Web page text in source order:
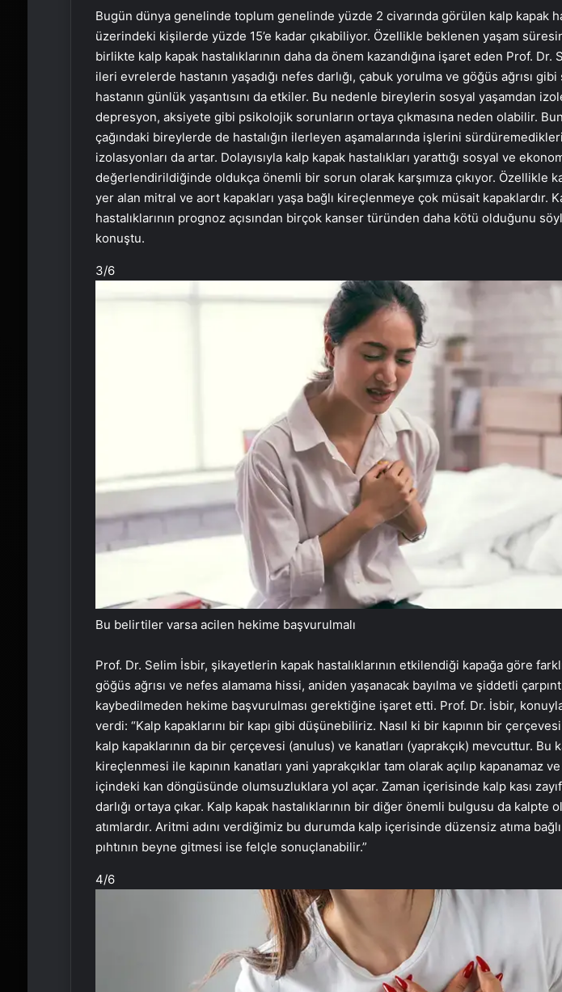
Bugün dünya genelinde toplum genelinde yüzde 2 civarında görülen kalp kapak
üzerindeki kişilerde yüzde 15’e kadar çıkabiliyor. Özellikle beklenen yaşam
birlikte kalp kapak hastalıklarının daha da önem kazandığına işaret eden Prof. Dr.
ileri evrelerde hastanın yaşadığı nefes darlığı, çabuk yorulma ve göğüs ağrısı
hastanın günlük yaşantısını da etkiler. Bu nedenle bireylerin sosyal yaşamdan
depresyon, aksiyete gibi psikolojik sorunların ortaya çıkmasına neden olabilir.
çağındaki bireylerde de hastalığın ilerleyen aşamalarında işlerini
izolasyonları da artar. Dolayısıyla kalp kapak hastalıkları yarattığı sosyal ve
değerlendirildiğinde oldukça önemli bir sorun olarak karşımıza çıkıyor. Özellikle
yer alan mitral ve aort kapakları yaşa bağlı kireçlenmeye çok müsait kapaklardır.
hastalıklarının prognoz açısından birçok kanser türünden daha kötü olduğunu
konuştu.
3/6
Bu belirtiler varsa acilen hekime başvurulmalı
Prof. Dr. Selim İsbir, şikayetlerin kapak hastalıklarının etkilendiği kapağa göre
göğüs ağrısı ve nefes alamama hissi, aniden yaşanacak bayılma ve şiddetli
kaybedilmeden hekime başvurulması gerektiğine işaret etti. Prof. Dr. İsbir,
verdi: “Kalp kapaklarını bir kapı gibi düşünebiliriz. Nasıl ki bir kapının bir
kalp kapaklarının da bir çerçevesi (anulus) ve kanatları (yaprakçık) mevcuttur. Bu
kireçlenmesi ile kapının kanatları yani yaprakçıklar tam olarak açılıp kapanamaz
içindeki kan döngüsünde olumsuzluklara yol açar. Zaman içerisinde kalp kası
darlığı ortaya çıkar. Kalp kapak hastalıklarının bir diğer önemli bulgusu da kalpte
atımlardır. Aritmi adını verdiğimiz bu durumda kalp içerisinde düzensiz atıma
pıhtının beyne gitmesi ise felçle sonuçlanabilir.”
4/6